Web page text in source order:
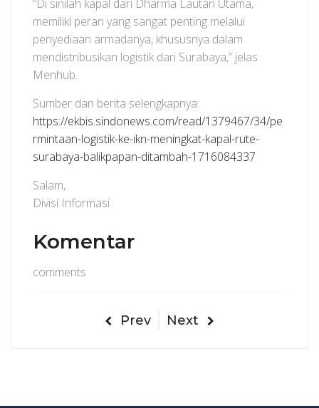
“Di sinilah kapal dari Dharma Lautan Utama,
memiliki peran yang sangat penting melalui
penyediaan armadanya, khususnya dalam
mendistribusikan logistik dari Surabaya,” jelas
Menhub.
Sumber dan berita selengkapnya:
https://ekbis.sindonews.com/read/1379467/34/pe
rmintaan-logistik-ke-ikn-meningkat-kapal-rute-
surabaya-balikpapan-ditambah-1716084337
Salam,
Divisi Informasi
Komentar
comments
Prev Next